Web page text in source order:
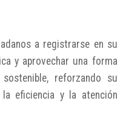
a registrarse en su
y aprovechar una forma
reforzando su
eficiencia y la atención